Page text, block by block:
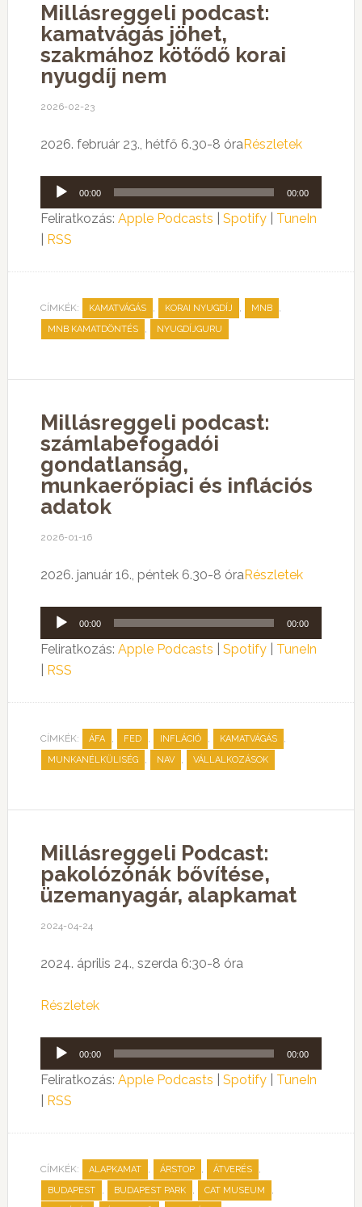
Millásreggeli podcast:
kamatvágás jöhet,
szakmához kötődő korai
nyugdíj nem
2026-02-23
2026. február 23., hétfő 6.30-8 óraRészletek
Audió
lejátszó
00:00 00:00
Feliratkozás: Apple Podcasts Spotify| TuneIn
RSS
CÍMKÉK: KAMATVÁGÁS , KORAI NYUGDÍJ , MNB ,
MNB KAMATDÖNTÉS , NYUGDÍJGURU
Millásreggeli podcast:
számlabefogadói
gondatlanság,
munkaerőpiaci és inflációs
adatok
2026-01-16
2026. január 16., péntek 6.30-8 óraRészletek
Audió
lejátszó
00:00 00:00
Feliratkozás: Apple Podcasts Spotify| TuneIn
RSS
CÍMKÉK: ÁFA , FED , INFLÁCIÓ , KAMATVÁGÁS ,
MUNKANÉLKÜLISÉG , NAV , VÁLLALKOZÁSOK
Millásreggeli Podcast:
pakolózónák bővítése,
üzemanyagár, alapkamat
2024-04-24
2024. április 24., szerda 6:30-8 óra
Részletek
Audió
lejátszó
00:00 00:00
Feliratkozás: Apple Podcasts Spotify| TuneIn
RSS
CÍMKÉK: ALAPKAMAT , ÁRSTOP , ÁTVERÉS ,
BUDAPEST , BUDAPEST PARK , CAT MUSEUM ,